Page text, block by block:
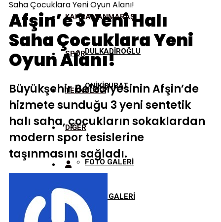
KAHRAMANMARAŞ
DULKADİROĞLU
ONİKİŞUBAT
SPOR
TEKNOLOJİ
DİĞER
FOTO GALERİ
VİDEO GALERİ
Saha Çocuklara Yeni Oyun Alanı!
Afşin’e 3 Yeni Halı
Saha Çocuklara Yeni
Oyun Alanı!
Büyükşehir Belediyesinin Afşin’de
hizmete sunduğu 3 yeni sentetik
halı saha, çocukların sokaklardan
modern spor tesislerine
taşınmasını sağladı.